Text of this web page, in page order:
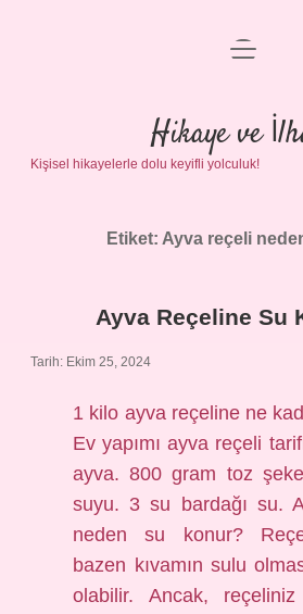
Anasayfa
Gizlilik Politikası
Yasal Uyarı
menüyü
Hikaye ve
Kişisel hikayelerle dolu keyifli yolculuk!
Etiket: Ayva reçeli
Ayva Reçeline Su
Tarih: Ekim 25, 2024
1 kilo ayva reçeline ne
Ev yapımı ayva reçeli
ayva. 800 gram toz
suyu. 3 su bardağı su.
neden su konur?
bazen kıvamın sulu
olabilir. Ancak, reçeliniz